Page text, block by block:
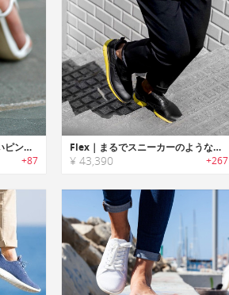
Solemates｜傷が入りやすいピンヒールをガードするヒールプロテクター「ソールメイト」
+87
Flex｜まるでスニーカーのような履き心地のビジネスシューズ「フレックス」
¥ 43,390 +267